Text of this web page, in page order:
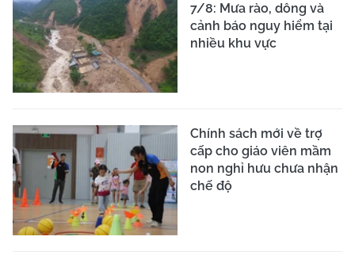
7/8: Mưa rào, dông và
cảnh báo nguy hiểm tại
nhiều khu vực
Chính sách mới về trợ
cấp cho giáo viên mầm
non nghỉ hưu chưa nhận
chế độ